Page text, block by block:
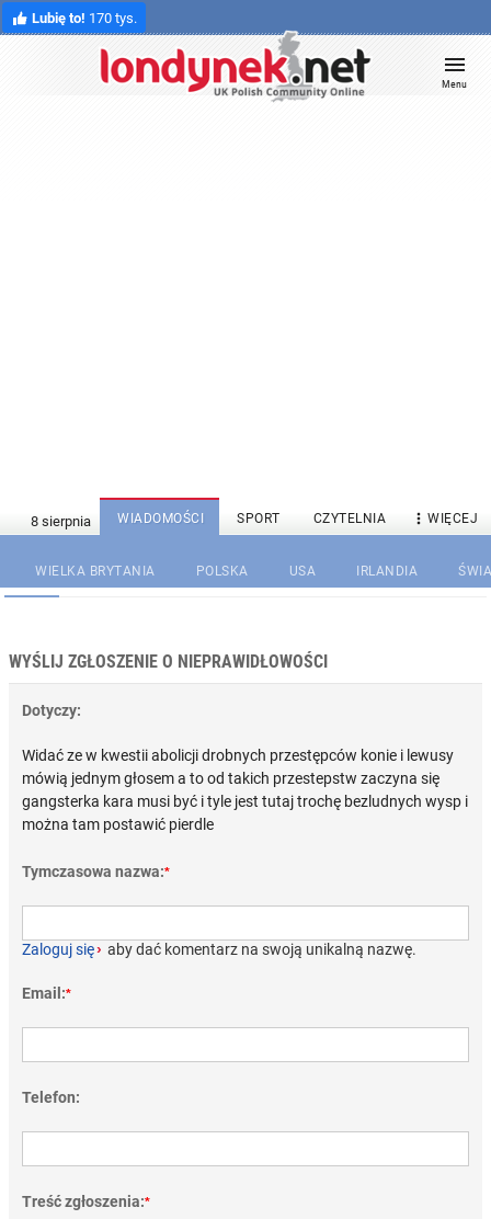
Lubię to! 170 tys.
Menu
WIADOMOŚCI SPORT CZYTELNIA  WIĘCEJ
WIELKA BRYTANIA POLSKA USA IRLANDIA
WYŚLIJ ZGŁOSZENIE O NIEPRAWIDŁOWOŚCI
Dotyczy:
Widać ze w kwestii abolicji drobnych przestępców konie i lewusy
mówią jednym głosem a to od takich przestepstw zaczyna się
gangsterka kara musi być i tyle jest tutaj trochę bezludnych wysp i
można tam postawić pierdle
Tymczasowa nazwa:*
Zaloguj się› aby dać komentarz na swoją unikalną nazwę.
Email:*
Telefon:
Treść zgłoszenia:*